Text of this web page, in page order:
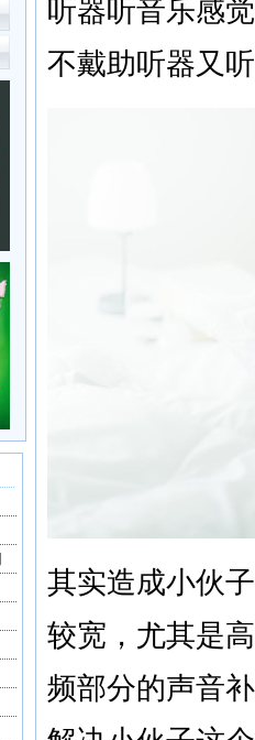
听器听音乐感
不戴助听器又
其实造成小伙
较宽，尤其是
频部分的声音